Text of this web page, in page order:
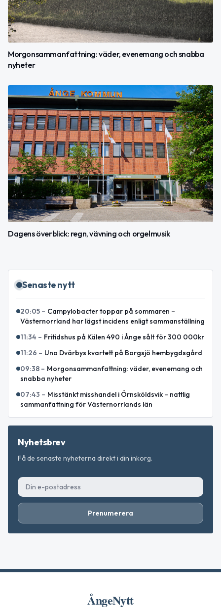
Morgonsammanfattning: väder, evenemang och snabba
nyheter
Dagens överblick: regn, vävning och orgelmusik
Senaste nytt
20:05 – Campylobacter toppar på sommaren –
Västernorrland har lägst incidens enligt sammanställning
11:34 – Fritidshus på Kälen 490 i Ånge sålt för 300 000kr
11:26 – Uno Dvärbys kvartett på Borgsjö hembygdsgård
09:38 – Morgonsammanfattning: väder, evenemang och
snabba nyheter
07:43 – Misstänkt misshandel i Örnsköldsvik – nattlig
sammanfattning för Västernorrlands län
Nyhetsbrev
Få de senaste nyheterna direkt i din inkorg.
Prenumerera
ÅngeNytt